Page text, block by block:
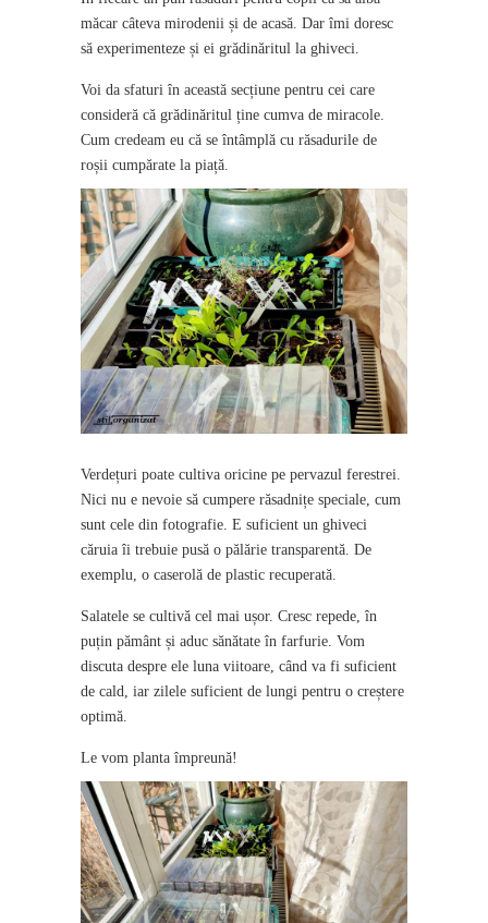
măcar câteva mirodenii și de acasă. Dar îmi doresc
să experimenteze și ei grădinăritul la ghiveci.
Voi da sfaturi în această secțiune pentru cei care
consideră că grădinăritul ține cumva de miracole.
Cum credeam eu că se întâmplă cu răsadurile de
roșii cumpărate la piață.
Verdețuri poate cultiva oricine pe pervazul ferestrei.
Nici nu e nevoie să cumpere răsadnițe speciale, cum
sunt cele din fotografie. E suficient un ghiveci
căruia îi trebuie pusă o pălărie transparentă. De
exemplu, o caserolă de plastic recuperată.
Salatele se cultivă cel mai ușor. Cresc repede, în
puțin pământ și aduc sănătate în farfurie. Vom
discuta despre ele luna viitoare, când va fi suficient
de cald, iar zilele suficient de lungi pentru o creștere
optimă.
Le vom planta împreună!